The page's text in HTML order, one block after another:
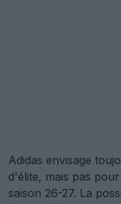
Adidas envisage
d'élite, mais pas
saison 26-27. La